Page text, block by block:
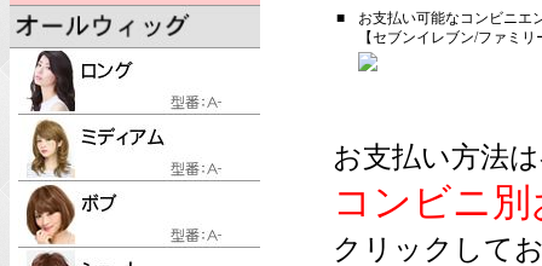
■
お支払い可能なコンビニエ
【セブンイレブン/ファミ
お支払い方法
コンビニ
クリックして